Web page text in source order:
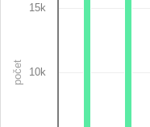
View as data table, Chart
počet 10k
15k